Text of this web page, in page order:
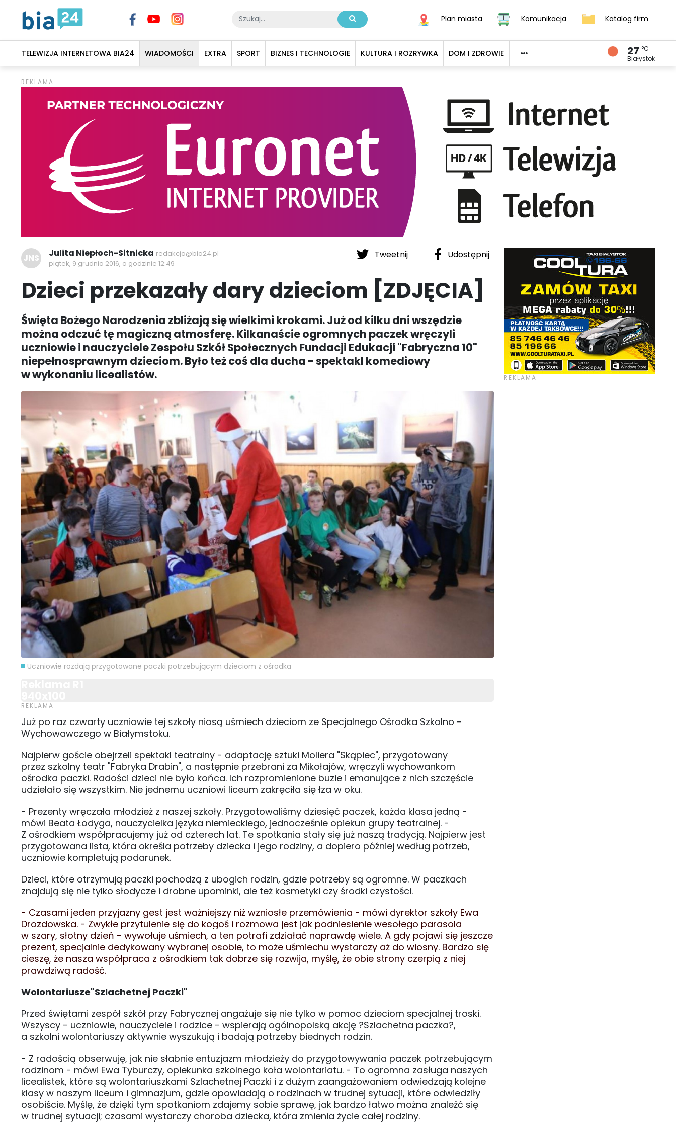
Plan miasta Komunikacja Katalog firm
TELEWIZJA INTERNETOWA BIA24 WIADOMOŚCI EXTRA SPORT BIZNES I TECHNOLOGIE KULTURA I ROZRYWKA DOM I ZDROWIE 27 °C
Białystok
Tweetnij Udostępnij
JNS Julita Niepłoch-Sitnicka redakcja@bia24.pl
piątek, 9 grudnia 2016, o godzinie 12:49
Dzieci przekazały dary dzieciom [ZDJĘCIA]
Święta Bożego Narodzenia zbliżają się wielkimi krokami. Już od kilku dni wszędzie
można odczuć tę magiczną atmosferę. Kilkanaście ogromnych paczek wręczyli
uczniowie i nauczyciele Zespołu Szkół Społecznych Fundacji Edukacji "Fabryczna 10"
niepełnosprawnym dzieciom. Było też coś dla ducha - spektakl komediowy
w wykonaniu licealistów.
Uczniowie rozdają przygotowane paczki potrzebującym dzieciom z ośrodka
Już po raz czwarty uczniowie tej szkoły niosą uśmiech dzieciom ze Specjalnego Ośrodka Szkolno -
Wychowawczego w Białymstoku.
Najpierw goście obejrzeli spektakl teatralny - adaptację sztuki Moliera "Skąpiec", przygotowany
przez szkolny teatr "Fabryka Drabin", a następnie przebrani za Mikołajów, wręczyli wychowankom
ośrodka paczki. Radości dzieci nie było końca. Ich rozpromienione buzie i emanujące z nich szczęście
udzielało się wszystkim. Nie jednemu uczniowi liceum zakręciła się łza w oku.
- Prezenty wręczała młodzież z naszej szkoły. Przygotowaliśmy dziesięć paczek, każda klasa jedną -
mówi Beata Łodyga, nauczycielka języka niemieckiego, jednocześnie opiekun grupy teatralnej. -
Z ośrodkiem współpracujemy już od czterech lat. Te spotkania stały się już naszą tradycją. Najpierw jest
przygotowana lista, która określa potrzeby dziecka i jego rodziny, a dopiero później według potrzeb,
uczniowie kompletują podarunek.
Dzieci, które otrzymują paczki pochodzą z ubogich rodzin, gdzie potrzeby są ogromne. W paczkach
znajdują się nie tylko słodycze i drobne upominki, ale też kosmetyki czy środki czystości.
- Czasami jeden przyjazny gest jest ważniejszy niż wzniosłe przemówienia - mówi dyrektor szkoły Ewa
Drozdowska. - Zwykłe przytulenie się do kogoś i rozmowa jest jak podniesienie wesołego parasola
w szary, słotny dzień - wywołuje uśmiech, a ten potrafi zdziałać naprawdę wiele. A gdy pojawi się jeszcze
prezent, specjalnie dedykowany wybranej osobie, to może uśmiechu wystarczy aż do wiosny. Bardzo się
cieszę, że nasza współpraca z ośrodkiem tak dobrze się rozwija, myślę, że obie strony czerpią z niej
prawdziwą radość.
Wolontariusze"Szlachetnej Paczki"
Przed świętami zespół szkół przy Fabrycznej angażuje się nie tylko w pomoc dzieciom specjalnej troski.
Wszyscy - uczniowie, nauczyciele i rodzice - wspierają ogólnopolską akcję ?Szlachetna paczka?,
a szkolni wolontariuszy aktywnie wyszukują i badają potrzeby biednych rodzin.
- Z radością obserwuję, jak nie słabnie entuzjazm młodzieży do przygotowywania paczek potrzebującym
rodzinom - mówi Ewa Tyburczy, opiekunka szkolnego koła wolontariatu. - To ogromna zasługa naszych
licealistek, które są wolontariuszkami Szlachetnej Paczki i z dużym zaangażowaniem odwiedzają kolejne
klasy w naszym liceum i gimnazjum, gdzie opowiadają o rodzinach w trudnej sytuacji, które odwiedziły
osobiście. Myślę, że dzięki tym spotkaniom zdajemy sobie sprawę, jak bardzo łatwo można znaleźć się
w trudnej sytuacji; czasami wystarczy choroba dziecka, która zmienia życie całej rodziny.